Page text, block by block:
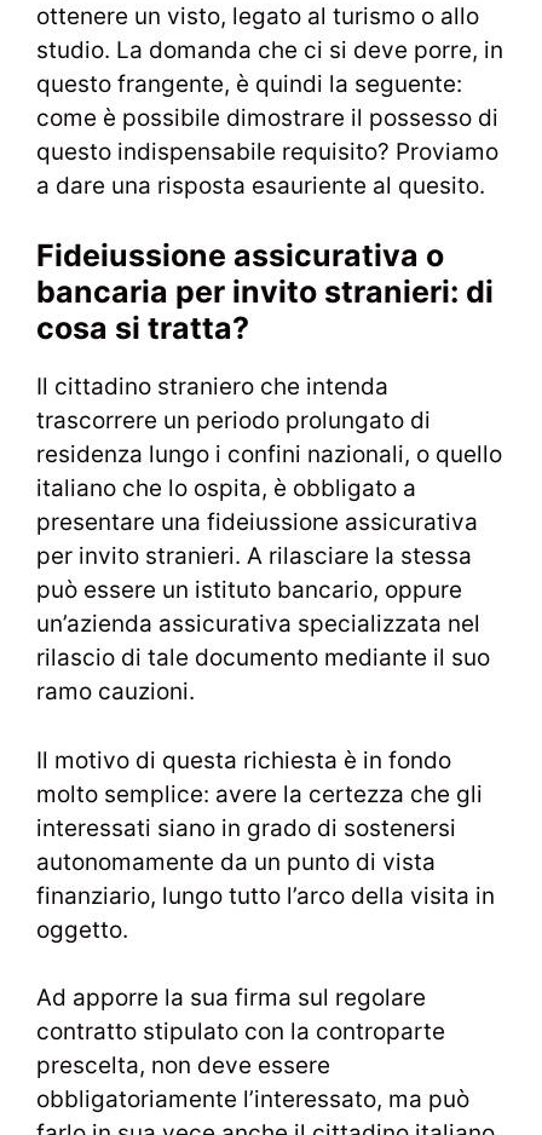
ottenere un visto, legato al turismo o allo
studio. La domanda che ci si deve porre, in
questo frangente, è quindi la seguente:
come è possibile dimostrare il possesso di
questo indispensabile requisito? Proviamo
a dare una risposta esauriente al quesito.
Fideiussione assicurativa o
bancaria per invito stranieri: di
cosa si tratta?
Il cittadino straniero che intenda
trascorrere un periodo prolungato di
residenza lungo i confini nazionali, o quello
italiano che lo ospita, è obbligato a
presentare una fideiussione assicurativa
per invito stranieri. A rilasciare la stessa
può essere un istituto bancario, oppure
un’azienda assicurativa specializzata nel
rilascio di tale documento mediante il suo
ramo cauzioni.
Il motivo di questa richiesta è in fondo
molto semplice: avere la certezza che gli
interessati siano in grado di sostenersi
autonomamente da un punto di vista
finanziario, lungo tutto l’arco della visita in
oggetto.
Ad apporre la sua firma sul regolare
contratto stipulato con la controparte
prescelta, non deve essere
obbligatoriamente l’interessato, ma può